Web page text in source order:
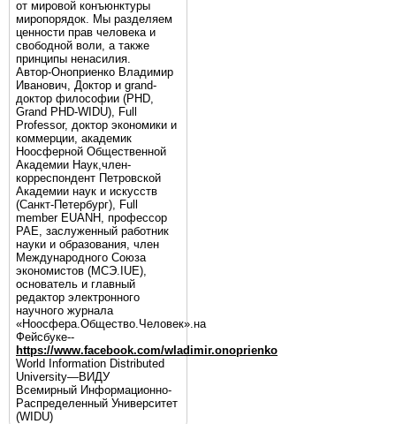
от мировой конъюнктуры
миропорядок. Мы разделяем
ценности прав человека и
свободной воли, а также
принципы ненасилия.
Автор-Оноприенко Владимир
Иванович, Доктор и grand-
доктор философии (PHD,
Grand PHD-WIDU), Full
Professor, доктор экономики и
коммерции, академик
Ноосферной Общественной
Академии Наук,член-
корреспондент Петровской
Академии наук и искусств
(Санкт-Петербург), Full
member EUANH, профессор
РАЕ, заслуженный работник
науки и образования, член
Международного Союза
экономистов (МСЭ.IUE),
основатель и главный
редактор электронного
научного журнала
«Ноосфера.Общество.Человек».на
Фейсбуке--
https://www.facebook.com/wladimir.onoprienko
World Information Distributed
University—ВИДУ
Всемирный Информационно-
Распределенный Университет
(WIDU)